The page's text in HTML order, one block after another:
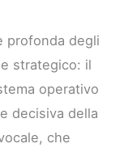
profonda degli
strategico: il
operativo
decisiva della
che